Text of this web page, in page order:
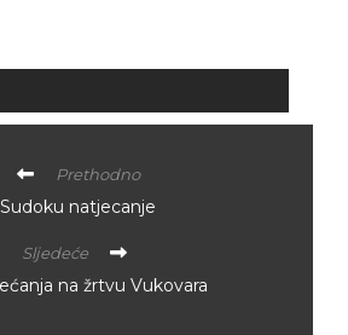
Prethodno
Sudoku natjecanje
Sljedeće
na žrtvu Vukovara